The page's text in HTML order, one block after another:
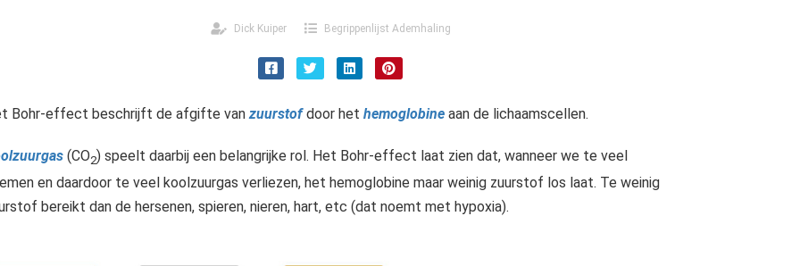
Dick Kuiper Begrippenlijst Ademhaling
Bohr-effect beschrijft de afgifte vanzuurstof door het hemoglobine aan de lichaamscellen.
(CO2) speelt daarbij een belangrijke rol. Het Bohr-effect laat zien dat, wanneer we te veel
en daardoor te veel koolzuurgas verliezen, het hemoglobine maar weinig zuurstof los laat. Te weinig
bereikt dan de hersenen, spieren, nieren, hart, etc (dat noemt met hypoxia).